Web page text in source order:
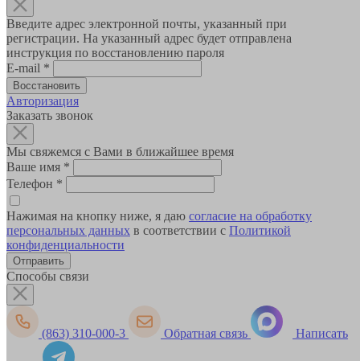
Введите адрес электронной почты, указанный при
регистрации. На указанный адрес будет отправлена
инструкция по восстановлению пароля
E-mail *
Авторизация
Заказать звонок
Мы свяжемся с Вами в ближайшее время
Ваше имя *
Телефон *
Нажимая на кнопку ниже, я даю согласие на обработку
персональных данных в соответствии с Политикой
конфиденциальности
Способы связи
(863) 310-000-3 Обратная связь Написать